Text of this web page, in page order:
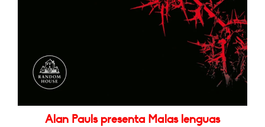
Alan Pauls presenta Malas lenguas